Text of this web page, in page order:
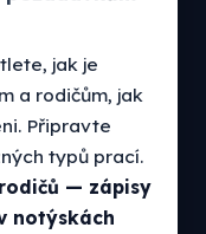
jak je
a rodičům, jak
Připravte
typů prací.
— zápisy
notýskách